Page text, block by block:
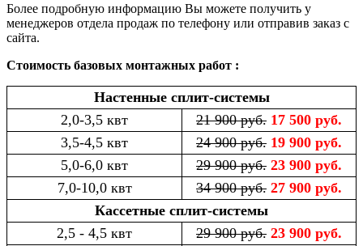
Более подробную информацию Вы можете получить у
менеджеров отдела продаж по телефону или отправив заказ с
сайта.
Стоимость базовых монтажных работ :
Настенные сплит-системы
2,0-3,5 квт
21 900 руб. 17 500 руб.
3,5-4,5 квт
24 900 руб. 19 900 руб.
5,0-6,0 квт
29 900 руб. 23 900 руб.
7,0-10,0 квт
34 900 руб. 27 900 руб.
Кассетные сплит-системы
2,5 - 4,5 квт
29 900 руб. 23 900 руб.